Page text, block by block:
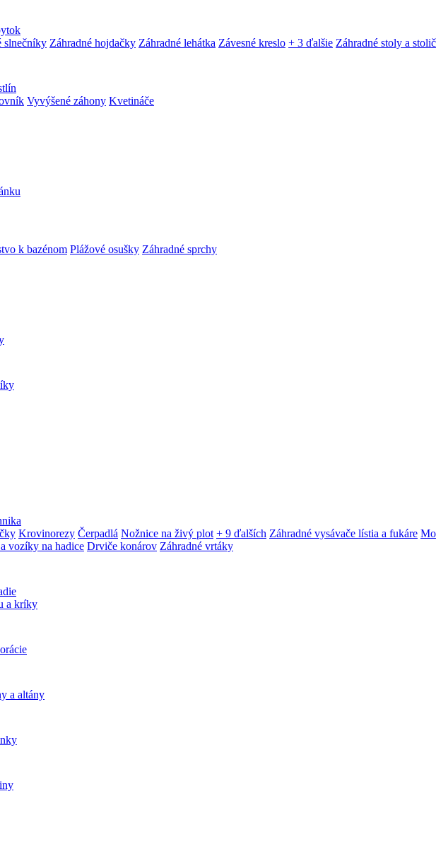
slnečníky Záhradné hojdačky Záhradné lehátka Závesné kreslo + 3 ďalšie Záhradné stoly a
Vyvýšené záhony Kvetináče
k bazénom Plážové osušky Záhradné sprchy
Krovinorezy Čerpadlá Nožnice na živý plot + 9 ďalších Záhradné vysávače lístia a fukáre
vozíky na hadice Drviče konárov Záhradné vrtáky
a kríky
a altány